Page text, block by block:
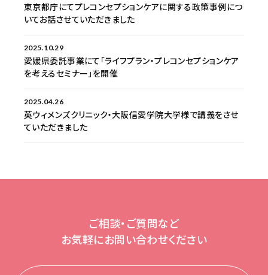
東京都庁にてプレコンセプションケアに関する政策事例につ
いてお話させていただきました
2025.10.29
愛媛県委託事業にて「ライフプラン・プレコンセプションケア
を考えるセミナー」を開催
2025.04.26
英ウィメンズクリニック・大阪信愛学院大学様で講義をさせ
ていただきました
ご相談・ご質問など
お気軽にお問い合わせください